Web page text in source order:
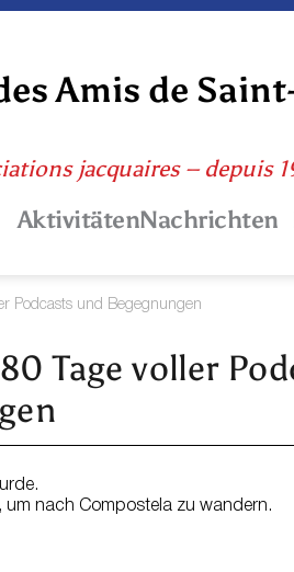
Amis de
jacquaires – depuis
AktivitätenNachrichten
Podcasts und Begegnungen
Tage voller
um nach Compostela zu wandern.